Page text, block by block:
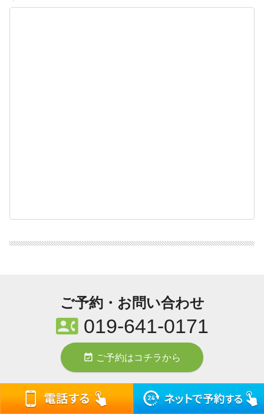
ご予約・お問い合わせ
contact_phone019-641-0171
event_available ご予約はコチラから